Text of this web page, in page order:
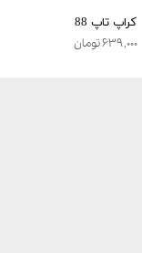
کراپ تاپ 88
۶۳۹,۰۰۰ تومان